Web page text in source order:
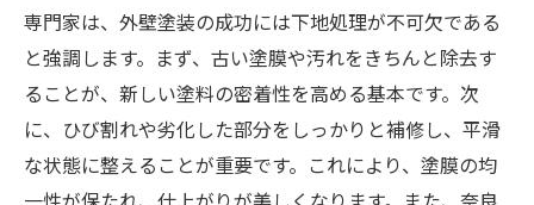
専門家は、外壁塗装の成功には下地処理が不可欠である
と強調します。まず、古い塗膜や汚れをきちんと除去す
ることが、新しい塗料の密着性を高める基本です。次
に、ひび割れや劣化した部分をしっかりと補修し、平滑
な状態に整えることが重要です。これにより、塗膜の均